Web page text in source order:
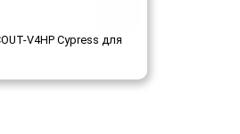
V4HP Cypress для